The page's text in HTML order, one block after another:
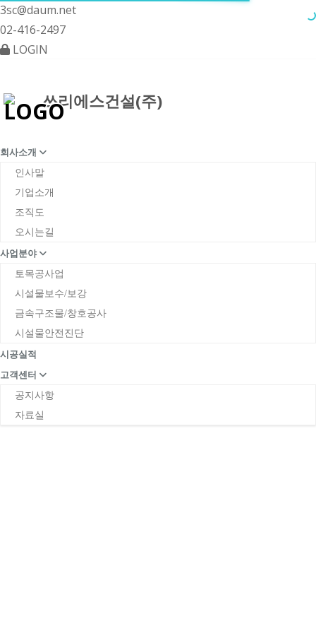
3sc@daum.net
02-416-2497
LOGIN
navigation쓰리에스건설(주)
회사소개
인사말
기업소개
조직도
오시는길
사업분야
토목공사업
시설물보수/보강
금속구조물/창호공사
시설물안전진단
시공실적
고객센터
공지사항
자료실